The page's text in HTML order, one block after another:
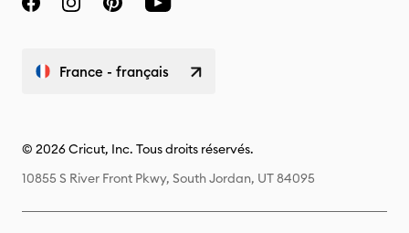
France - français
© 2026 Cricut, Inc. Tous droits réservés.
10855 S River Front Pkwy, South Jordan, UT 84095